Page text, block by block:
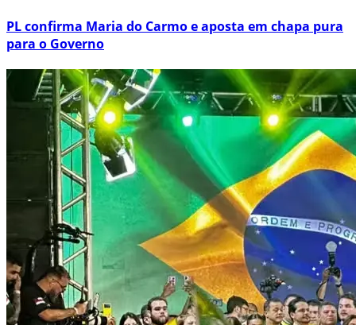
PL confirma Maria do Carmo e aposta em chapa pura
para o Governo